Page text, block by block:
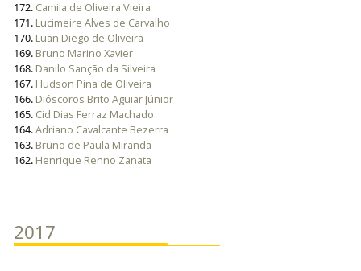
172. Camila de Oliveira Vieira
171. Lucimeire Alves de Carvalho
170. Luan Diego de Oliveira
169. Bruno Marino Xavier
168. Danilo Sanção da Silveira
167. Hudson Pina de Oliveira
166. Dióscoros Brito Aguiar Júnior
165. Cid Dias Ferraz Machado
164.Adriano Cavalcante Bezerra
163. Bruno de Paula Miranda
162. Henrique Renno Zanata
2017